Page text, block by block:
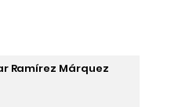
Ramírez Márquez